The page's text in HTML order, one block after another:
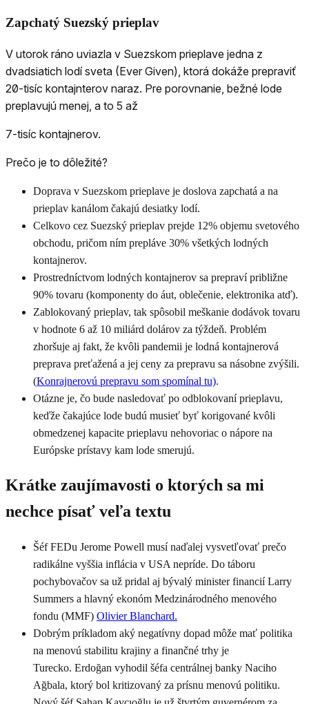
Zapchatý Suezský prieplav
V utorok ráno uviazla v Suezskom prieplave jedna z
dvadsiatich lodí sveta (Ever Given), ktorá dokáže prepraviť
20-tisíc kontajnterov naraz. Pre porovnanie, bežné lode
preplavujú menej, a to 5 až
7-tisíc kontajnerov.
Prečo je to dôležité?
Doprava v Suezskom prieplave je doslova zapchatá a na
prieplav kanálom čakajú desiatky lodí.
Celkovo cez Suezský prieplav prejde 12% objemu svetového
obchodu, pričom ním prepláve 30% všetkých lodných
kontajnerov.
Prostredníctvom lodných kontajnerov sa prepraví približne
90% tovaru (komponenty do áut, oblečenie, elektronika atď).
Zablokovaný prieplav, tak spôsobil meškanie dodávok tovaru
v hodnote 6 až 10 miliárd dolárov za týždeň. Problém
zhoršuje aj fakt, že kvôli pandemii je lodná kontajnerová
preprava preťažená a jej ceny za prepravu sa násobne zvýšili.
(Konrajnerovú prepravu som spomínal tu).
Otázne je, čo bude nasledovať po odblokovaní prieplavu,
keďže čakajúce lode budú musieť byť korigované kvôli
obmedzenej kapacite prieplavu nehovoriac o nápore na
Európske prístavy kam lode smerujú.
Krátke zaujímavosti o ktorých sa mi
nechce písať veľa textu
Šéf FEDu Jerome Powell musí naďalej vysvetľovať prečo
radikálne vyššia inflácia v USA nepríde. Do táboru
pochybovačov sa už pridal aj bývalý minister financií Larry
Summers a hlavný ekonóm Medzinárodného menového
fondu (MMF) Olivier Blanchard.
Dobrým príkladom aký negatívny dopad môže mať politika
na menovú stabilitu krajiny a finančné trhy je
Turecko. Erdoğan vyhodil šéfa centrálnej banky Naciho
Ağbala, ktorý bol kritizovaný za prísnu menovú politiku.